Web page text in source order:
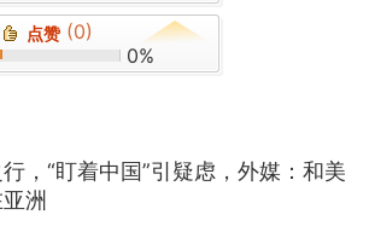
点赞 (0)
0%
，“盯着中国”引疑虑，外媒：和美
洲